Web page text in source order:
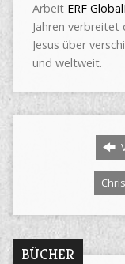
Arbeit ERF
Jahren
Jesus über
und weltweit.
BÜCHER